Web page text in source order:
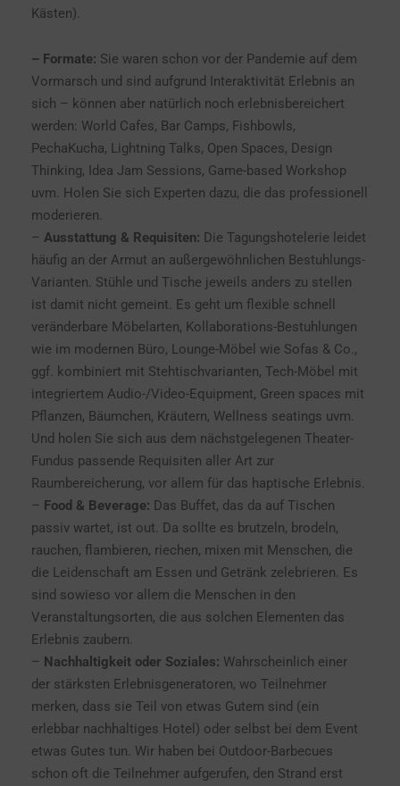
Kästen).
– Formate: Sie waren schon vor der Pandemie auf dem
Vormarsch und sind aufgrund Interaktivität Erlebnis an
sich – können aber natürlich noch erlebnisbereichert
werden: World Cafes, Bar Camps, Fishbowls,
PechaKucha, Lightning Talks, Open Spaces, Design
Thinking, Idea Jam Sessions, Game-based Workshop
uvm. Holen Sie sich Experten dazu, die das professionell
moderieren.
– Ausstattung & Requisiten: Die Tagungshotelerie leidet
häufig an der Armut an außergewöhnlichen Bestuhlungs-
Varianten. Stühle und Tische jeweils anders zu stellen
ist damit nicht gemeint. Es geht um flexible schnell
veränderbare Möbelarten, Kollaborations-Bestuhlungen
wie im modernen Büro, Lounge-Möbel wie Sofas & Co.,
ggf. kombiniert mit Stehtischvarianten, Tech-Möbel mit
integriertem Audio-/Video-Equipment, Green spaces mit
Pflanzen, Bäumchen, Kräutern, Wellness seatings uvm.
Und holen Sie sich aus dem nächstgelegenen Theater-
Fundus passende Requisiten aller Art zur
Raumbereicherung, vor allem für das haptische Erlebnis.
– Food & Beverage: Das Buffet, das da auf Tischen
passiv wartet, ist out. Da sollte es brutzeln, brodeln,
rauchen, flambieren, riechen, mixen mit Menschen, die
die Leidenschaft am Essen und Getränk zelebrieren. Es
sind sowieso vor allem die Menschen in den
Veranstaltungsorten, die aus solchen Elementen das
Erlebnis zaubern.
– Nachhaltigkeit oder Soziales: Wahrscheinlich einer
der stärksten Erlebnisgeneratoren, wo Teilnehmer
merken, dass sie Teil von etwas Gutem sind (ein
erlebbar nachhaltiges Hotel) oder selbst bei dem Event
etwas Gutes tun. Wir haben bei Outdoor-Barbecues
schon oft die Teilnehmer aufgerufen, den Strand erst